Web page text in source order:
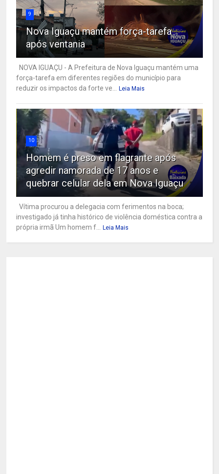
9
Nova Iguaçu mantém força-tarefa
após ventania
NOVA IGUAÇU - A Prefeitura de Nova Iguaçu mantém uma
força-tarefa em diferentes regiões do município para
reduzir os impactos da forte ve... Leia Mais
10
Homem é preso em flagrante após
agredir namorada de 17 anos e
quebrar celular dela em Nova Iguaçu
Vítima procurou a delegacia com ferimentos na boca;
investigado já tinha histórico de violência doméstica contra a
própria irmã Um homem f... Leia Mais